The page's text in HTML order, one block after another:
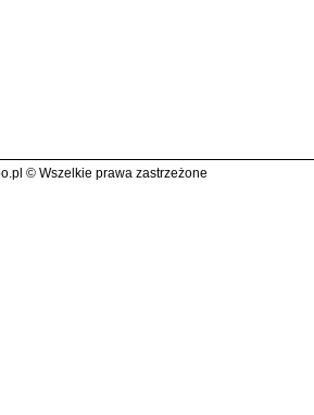
© Wszelkie prawa zastrzeżone